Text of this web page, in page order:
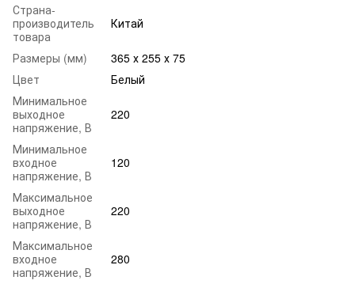
Страна-
производитель
товара
Китай
Размеры (мм)
365 х 255 х 75
Цвет
Белый
Минимальное
выходное
напряжение, В
220
Минимальное
входное
напряжение, В
120
Максимальное
выходное
напряжение, В
220
Максимальное
входное
напряжение, В
280